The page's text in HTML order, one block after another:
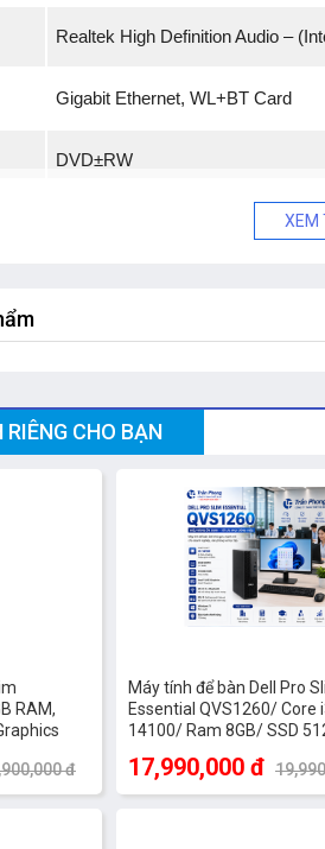
Realtek High Definition Audio –
Gigabit Ethernet,WL+BT Card
DVD±RW
- 4 x USB 2.0
- 3-stack audio jacks supporting
Có
Ubuntu
XEM
CHO BẠN
RAM,
đ
Máy tính để bàn Dell Pro
Essential QVS1260/ Core
14100/ Ram 8GB/ SSD
KYHD/ Win 11
17,990,000 đ